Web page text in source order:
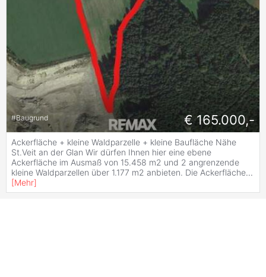
#Baugrund € 165.000,-
Ackerfläche + kleine Waldparzelle + kleine Baufläche Nähe
St.Veit an der Glan Wir dürfen Ihnen hier eine ebene
Ackerfläche im Ausmaß von 15.458 m2 und 2 angrenzende
kleine Waldparzellen über 1.177 m2 anbieten. Die Ackerfläche...
[Mehr]